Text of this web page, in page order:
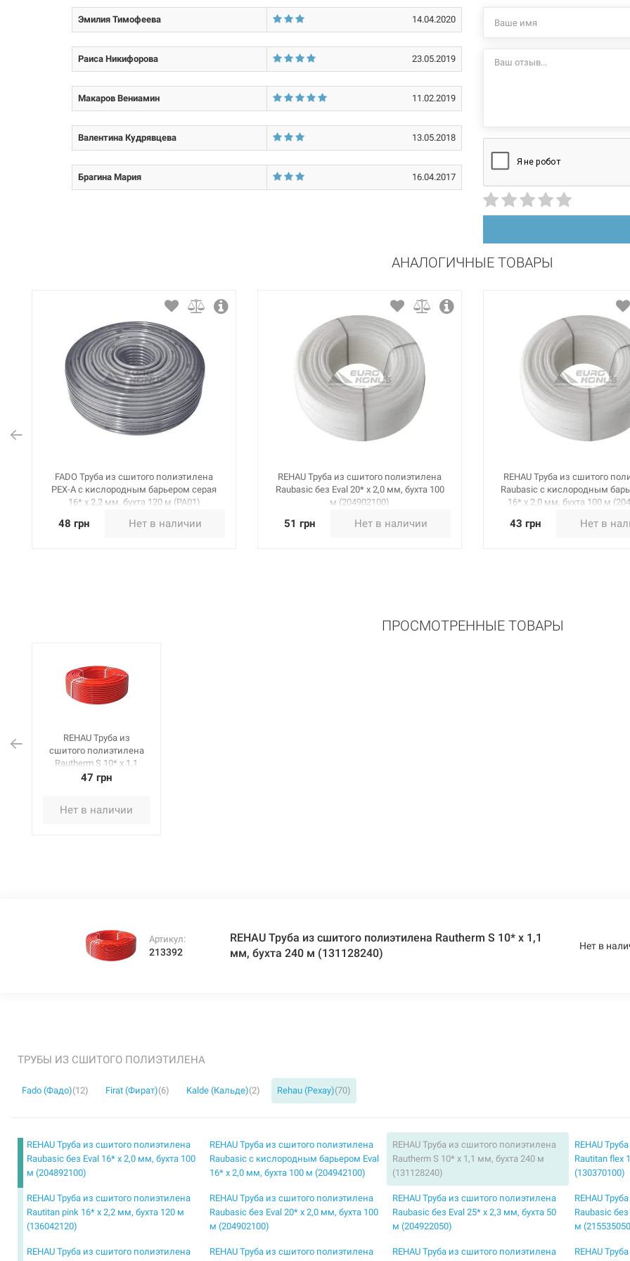
Толщина стенки: 1,1 мм
Материал трубы:
Эмилия Тимофеева 14.04.2020
Раиса Никифорова 23.05.2019
Макаров Вениамин 11.02.2019
Валентина Кудрявцева 13.05.2018
Брагина Мария 16.04.2017
АНАЛОГИЧНЫЕ ТОВАРЫ
FADO Труба из сшитого полиэтилена
PEX-A с кислородным барьером серая
16* х 2,2 мм, бухта 120 м (PA01)
48 грн Нет в наличии
REHAU Труба из сшитого полиэтилена
Raubasic без Eval 20* x 2,0 мм, бухта 100
м (204902100)
51 грн Нет в наличии
REHAU Труба из сшитого
Raubasic с кислородным
16* x 2,0 мм, бухта 100 м
43 грн Нет в
ПРОСМОТРЕННЫЕ ТОВАРЫ
REHAU Труба из
сшитого полиэтилена
Rautherm S 10* x 1,1
мм, бухта 240 м
47 грн
Нет в наличии
Артикул:
213392
REHAU Труба из сшитого полиэтилена Rautherm S 10* x 1,1
мм, бухта 240 м (131128240)
Нет в
ТРУБЫ ИЗ СШИТОГО ПОЛИЭТИЛЕНА
Fado (Фадо)(12) Firat (Фират)(6) Kalde (Кальде)(2) Rehau (Рехау)(70)
REHAU Труба из сшитого полиэтилена
Raubasic без Eval 16* x 2,0 мм, бухта 100
м (204892100)
REHAU Труба из сшитого полиэтилена
Raubasic с кислородным барьером Eval
16* x 2,0 мм, бухта 100 м (204942100)
REHAU Труба из сшитого полиэтилена
Rautherm S 10* x 1,1 мм, бухта 240 м
(131128240)
REHAU
Rautitan flex
(130370100)
REHAU Труба из сшитого полиэтилена
Rautitan pink 16* x 2,2 мм, бухта 120 м
(136042120)
REHAU Труба из сшитого полиэтилена
Raubasic без Eval 20* x 2,0 мм, бухта 100
м (204902100)
REHAU Труба из сшитого полиэтилена
Raubasic без Eval 25* x 2,3 мм, бухта 50
м (204922050)
REHAU
Raubasic
м
REHAU Труба из сшитого полиэтилена
REHAU Труба из сшитого полиэтилена
REHAU Труба из сшитого полиэтилена
REHAU